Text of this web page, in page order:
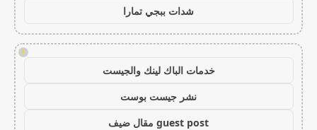
شدات ببجي تمارا
!
خدمات الباك لينك والجيست
نشر جيست بوست
guest post مقال ضيف